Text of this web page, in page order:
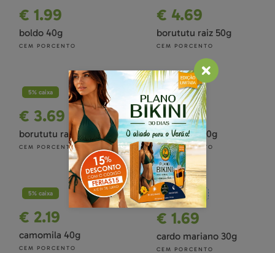
€ 1.99
boldo 40g
CEM PORCENTO
€ 4.69
borututu raiz 50g
CEM PORCENTO
5% caixa
€ 3.69
borututu raiz 50g
CEM PORCENTO
5% caixa
€ 1.99
calêndula 40g
CEM PORCENTO
5% caixa
€ 2.19
camomila 40g
CEM PORCENTO
NOVIDADES
€ 1.69
cardo mariano 30g
CEM PORCENTO